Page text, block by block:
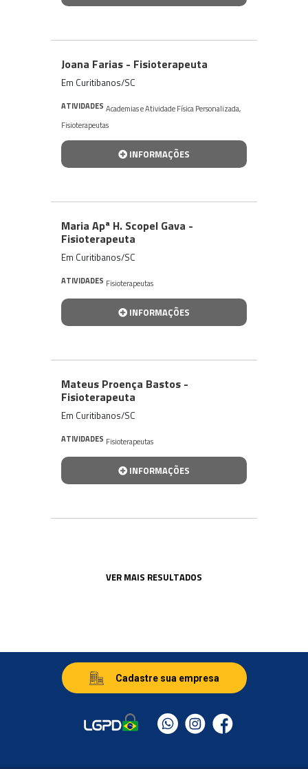
Joana Farias - Fisioterapeuta
Em Curitibanos/SC
ATIVIDADES Academias e Atividade Física Personalizada,
Fisioterapeutas
INFORMAÇÕES
Maria Apª H. Scopel Gava -
Fisioterapeuta
Em Curitibanos/SC
ATIVIDADES Fisioterapeutas
INFORMAÇÕES
Mateus Proença Bastos -
Fisioterapeuta
Em Curitibanos/SC
ATIVIDADES Fisioterapeutas
INFORMAÇÕES
VER MAIS RESULTADOS
Cadastre sua empresa